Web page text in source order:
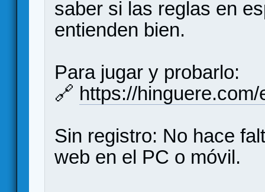
saber si las reglas en
entienden bien.
Para jugar y probarlo:
🔗 https://hinguere.com/
Sin registro: No hace
web en el PC o móvil.